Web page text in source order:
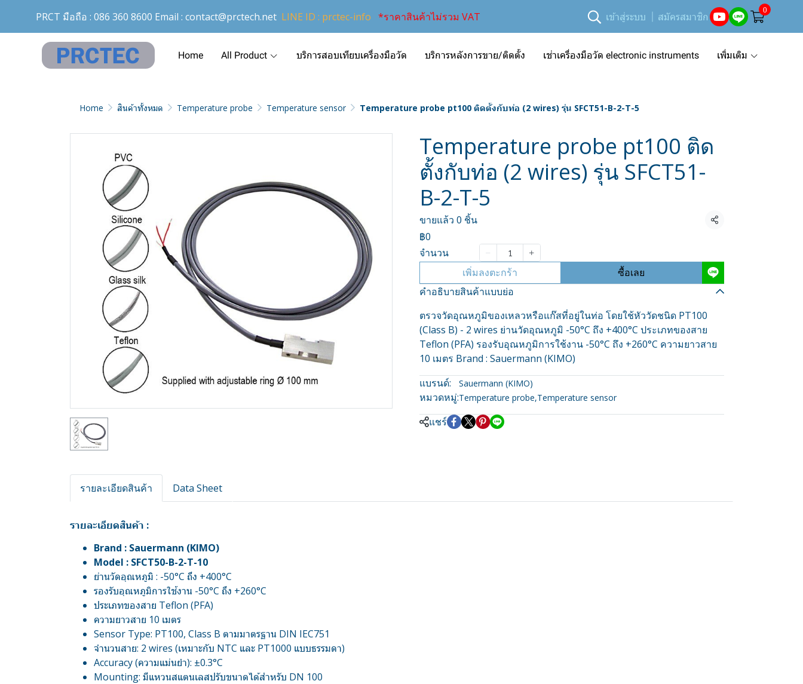
PRCT มือถือ : 086 360 8600 Email : contact@prctech.net LINE ID : prctec-info *ราคาสินค้าไม่รวม VAT เข้าสู่ระบบ สมัครสมาชิก
0
Home All Product บริการสอบเทียบเครื่องมือวัด บริการหลังการขาย/ติดตั้ง เช่าเครื่องมือวัด electronic instruments เพิ่มเติม
Home สินค้าทั้งหมด Temperature probe Temperature sensor Temperature probe pt100 ติดตั้งกับท่อ (2 wires) รุ่น SFCT51-B-2-T-5
Temperature probe pt100 ติด
ตั้งกับท่อ (2 wires) รุ่น SFCT51-
B-2-T-5
ขายแล้ว 0 ชิ้น
แชร์
฿0
จำนวน
เพิ่มลงตะกร้า
ซื้อเลย
คำอธิบายสินค้าแบบย่อ
ตรวจวัดอุณหภูมิของเหลวหรือแก๊สที่อยู่ในท่อ โดยใช้หัววัดชนิด PT100
(Class B) - 2 wires ย่านวัดอุณหภูมิ -50°C ถึง +400°C ประเภทของสาย
Teflon (PFA) รองรับอุณหภูมิการใช้งาน -50°C ถึง +260°C ความยาวสาย
10 เมตร Brand : Sauermann (KIMO)
แบรนด์:
Sauermann (KIMO)
หมวดหมู่:Temperature probe,Temperature sensor
แชร์
รายละเอียดสินค้า Data Sheet
รายละเอียดสินค้า :
Brand : Sauermann (KIMO)
Model : SFCT50-B-2-T-10
ย่านวัดอุณหภูมิ : -50°C ถึง +400°C
รองรับอุณหภูมิการใช้งาน -50°C ถึง +260°C
ประเภทของสาย Teflon (PFA)
ความยาวสาย 10 เมตร
Sensor Type: PT100, Class B ตามมาตรฐาน DIN IEC751
จำนวนสาย: 2 wires (เหมาะกับ NTC และ PT1000 แบบธรรมดา)
Accuracy (ความแม่นยำ): ±0.3°C
Mounting: มีแหวนสแตนเลสปรับขนาดได้สำหรับ DN 100